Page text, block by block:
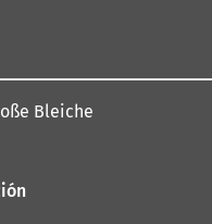
Bleiche